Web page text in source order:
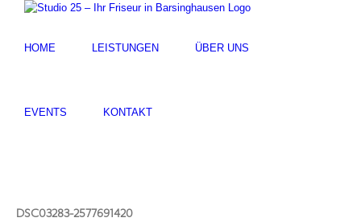
HOME LEISTUNGEN ÜBER UNS
EVENTS KONTAKT
DSC03283-2577691420